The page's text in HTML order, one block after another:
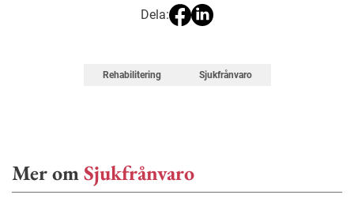
Dela:
Rehabilitering Sjukfrånvaro
Mer omSjukfrånvaro